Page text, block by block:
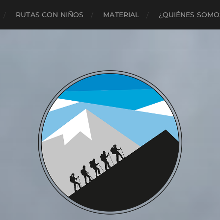
RUTAS CON NIÑOS MATERIAL ¿QUIÉNES